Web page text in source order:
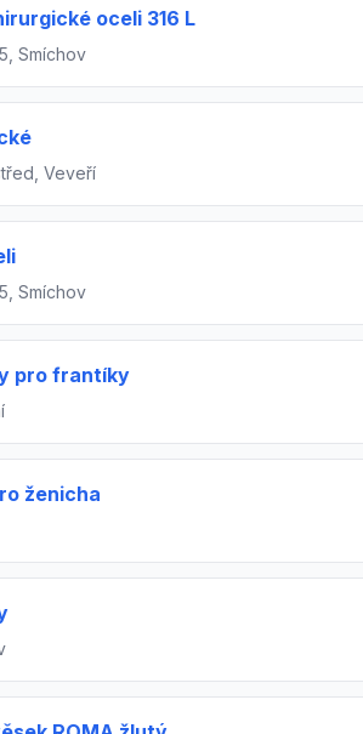
oceli 316 L
Smíchov
Veveří
Smíchov
pro frantíky
ženicha